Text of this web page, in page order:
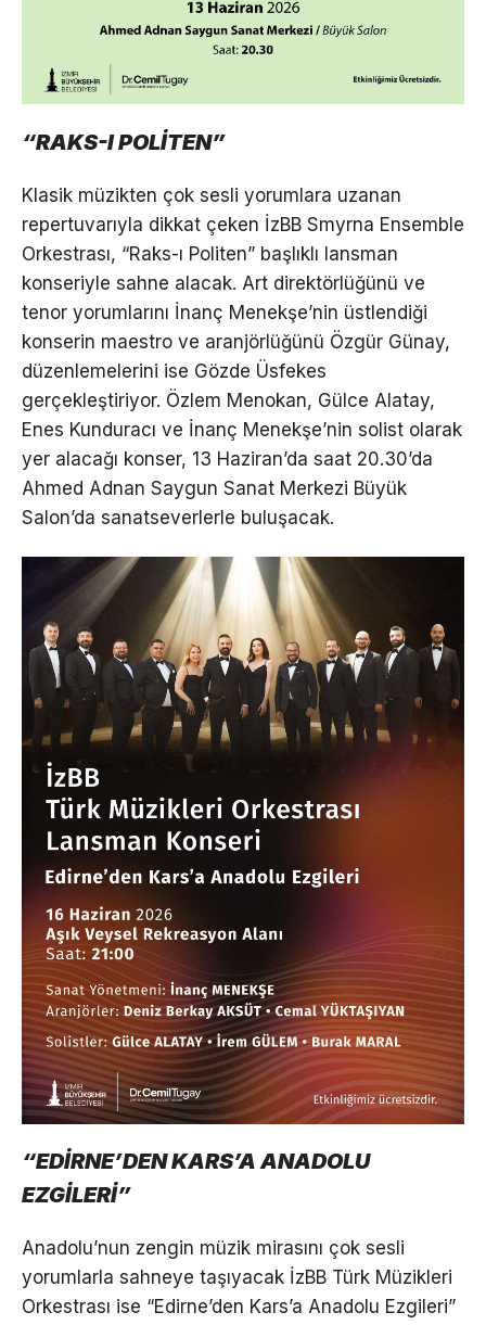
“RAKS-I POLİTEN”
Klasik müzikten çok sesli yorumlara uzanan
repertuvarıyla dikkat çeken İzBB Smyrna Ensemble
Orkestrası, “Raks-ı Politen” başlıklı lansman
konseriyle sahne alacak. Art direktörlüğünü ve
tenor yorumlarını İnanç Menekşe’nin üstlendiği
konserin maestro ve aranjörlüğünü Özgür Günay,
düzenlemelerini ise Gözde Üsfekes
gerçekleştiriyor. Özlem Menokan, Gülce Alatay,
Enes Kunduracı ve İnanç Menekşe’nin solist olarak
yer alacağı konser, 13 Haziran’da saat 20.30’da
Ahmed Adnan Saygun Sanat Merkezi Büyük
Salon’da sanatseverlerle buluşacak.
“EDİRNE’DEN KARS’A ANADOLU
EZGİLERİ”
Anadolu’nun zengin müzik mirasını çok sesli
yorumlarla sahneye taşıyacak İzBB Türk Müzikleri
Orkestrası ise “Edirne’den Kars’a Anadolu Ezgileri”